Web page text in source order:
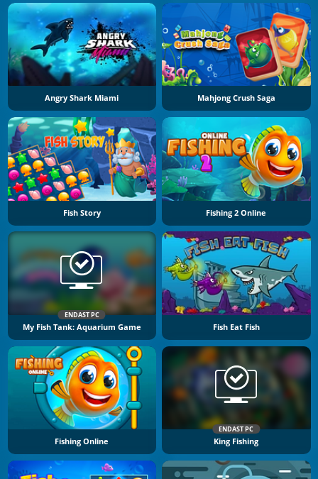
Angry Shark Miami Mahjong Crush Saga
Fish Story Fishing 2 Online
ENDAST PC
My Fish Tank: Aquarium Game Fish Eat Fish
Fishing Online
ENDAST PC
King Fishing